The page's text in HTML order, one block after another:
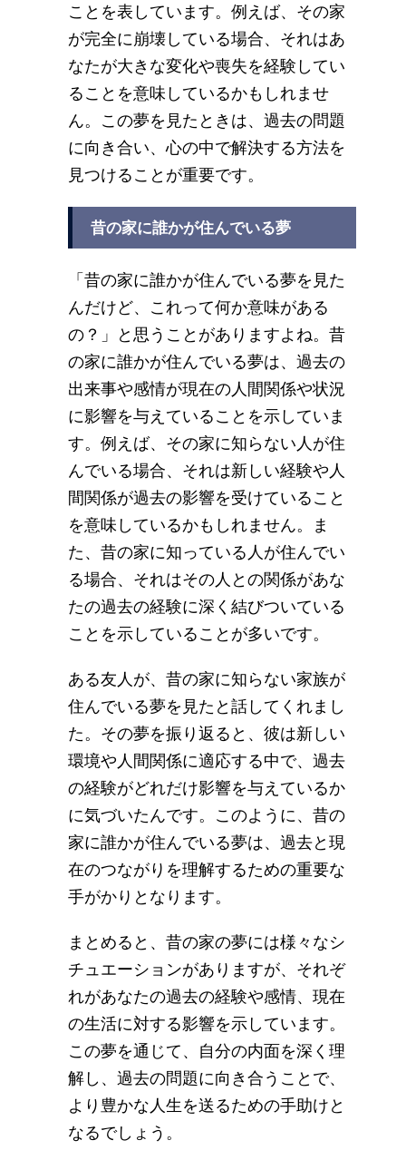
ことを表しています。例えば、その家
が完全に崩壊している場合、それはあ
なたが大きな変化や喪失を経験してい
ることを意味しているかもしれませ
ん。この夢を見たときは、過去の問題
に向き合い、心の中で解決する方法を
見つけることが重要です。
昔の家に誰かが住んでいる夢
「昔の家に誰かが住んでいる夢を見た
んだけど、これって何か意味がある
の？」と思うことがありますよね。昔
の家に誰かが住んでいる夢は、過去の
出来事や感情が現在の人間関係や状況
に影響を与えていることを示していま
す。例えば、その家に知らない人が住
んでいる場合、それは新しい経験や人
間関係が過去の影響を受けていること
を意味しているかもしれません。ま
た、昔の家に知っている人が住んでい
る場合、それはその人との関係があな
たの過去の経験に深く結びついている
ことを示していることが多いです。
ある友人が、昔の家に知らない家族が
住んでいる夢を見たと話してくれまし
た。その夢を振り返ると、彼は新しい
環境や人間関係に適応する中で、過去
の経験がどれだけ影響を与えているか
に気づいたんです。このように、昔の
家に誰かが住んでいる夢は、過去と現
在のつながりを理解するための重要な
手がかりとなります。
まとめると、昔の家の夢には様々なシ
チュエーションがありますが、それぞ
れがあなたの過去の経験や感情、現在
の生活に対する影響を示しています。
この夢を通じて、自分の内面を深く理
解し、過去の問題に向き合うことで、
より豊かな人生を送るための手助けと
なるでしょう。